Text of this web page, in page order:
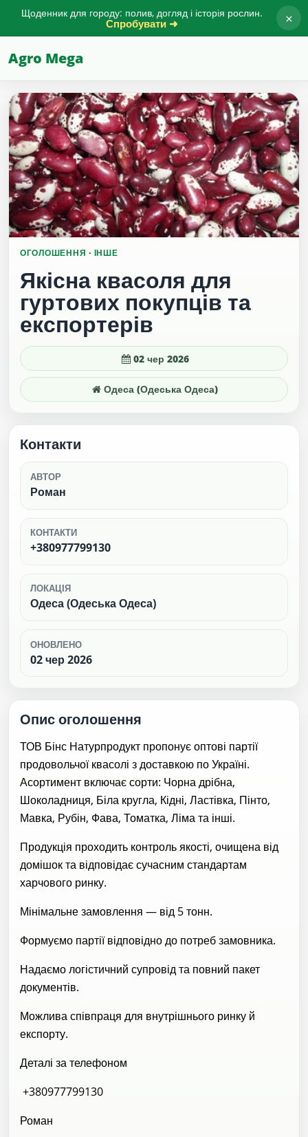
Щоденник для городу: полив, догляд і історія рослин.
Спробувати ➜ ×
Agro Mega
ОГОЛОШЕННЯ · ІНШЕ
Якісна квасоля для
гуртових покупців та
експортерів
02 чер 2026
Одеса (Одеська Одеса)
Контакти
АВТОР
Роман
КОНТАКТИ
+380977799130
ЛОКАЦІЯ
Одеса (Одеська Одеса)
ОНОВЛЕНО
02 чер 2026
Опис оголошення
ТОВ Бінс Натурпродукт пропонує оптові партії
продовольчої квасолі з доставкою по Україні.
Асортимент включає сорти: Чорна дрібна,
Шоколадниця, Біла кругла, Кідні, Ластівка, Пінто,
Мавка, Рубін, Фава, Томатка, Ліма та інші.
Продукція проходить контроль якості, очищена від
домішок та відповідає сучасним стандартам
харчового ринку.
Мінімальне замовлення — від 5 тонн.
Формуємо партії відповідно до потреб замовника.
Надаємо логістичний супровід та повний пакет
документів.
Можлива співпраця для внутрішнього ринку й
експорту.
Деталі за телефоном
+380977799130
Роман